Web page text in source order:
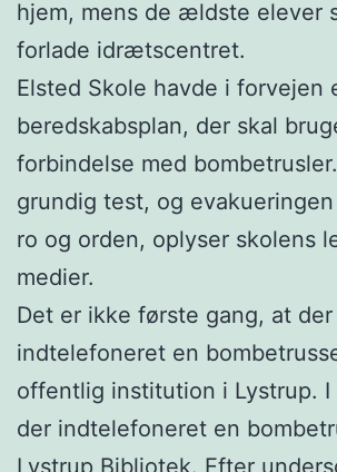
hjem, mens de ældste elever
forlade idrætscentret.
Elsted Skole havde i forvejen
beredskabsplan, der skal
forbindelse med
grundig test, og
ro og orden, oplyser skolens
medier.
Det er ikke første gang, at
indtelefoneret en
offentlig institution i Lystrup.
der indtelefoneret en
Lystrup Bibliotek. Efter